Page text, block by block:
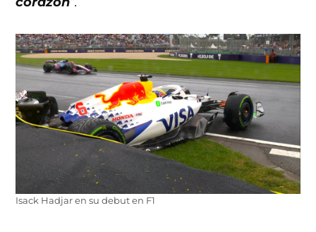
Isack Hadjar en su debut en F1